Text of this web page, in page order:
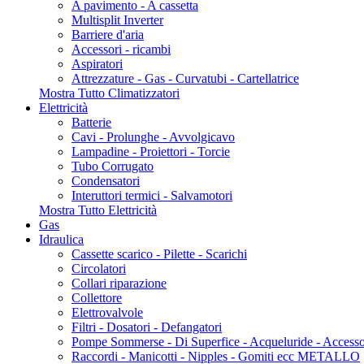
A pavimento - A cassetta
Multisplit Inverter
Barriere d'aria
Accessori - ricambi
Aspiratori
Attrezzature - Gas - Curvatubi - Cartellatrice
Mostra Tutto Climatizzatori
Elettricità
Batterie
Cavi - Prolunghe - Avvolgicavo
Lampadine - Proiettori - Torcie
Tubo Corrugato
Condensatori
Interuttori termici - Salvamotori
Mostra Tutto Elettricità
Gas
Idraulica
Cassette scarico - Pilette - Scarichi
Circolatori
Collari riparazione
Collettore
Elettrovalvole
Filtri - Dosatori - Defangatori
Pompe Sommerse - Di Superfice - Acqueluride -
Raccordi - Manicotti - Nipples - Gomiti ecc METALLO